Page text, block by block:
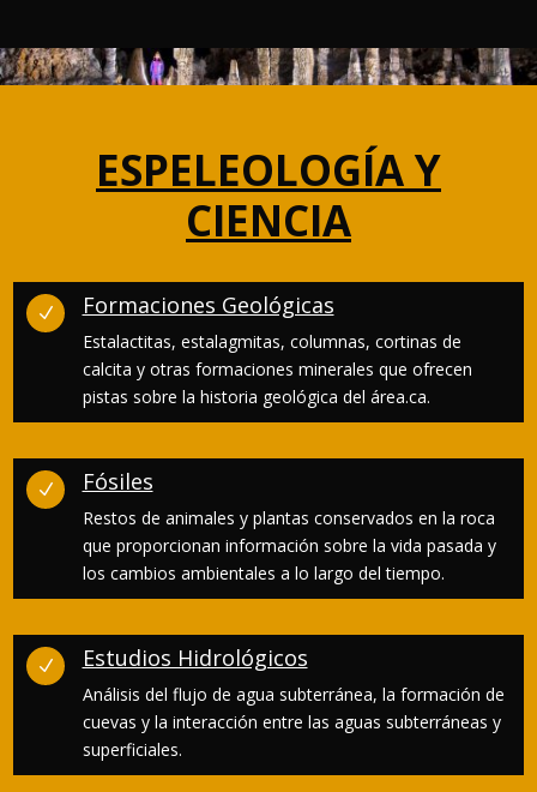
ESPELEOLOGÍA Y
CIENCIA
N Formaciones Geológicas
Estalactitas, estalagmitas, columnas, cortinas de
calcita y otras formaciones minerales que ofrecen
pistas sobre la historia geológica del área.ca.
N Fósiles
Restos de animales y plantas conservados en la roca
que proporcionan información sobre la vida pasada y
los cambios ambientales a lo largo del tiempo.
N Estudios Hidrológicos
Análisis del flujo de agua subterránea, la formación de
cuevas y la interacción entre las aguas subterráneas y
superficiales.